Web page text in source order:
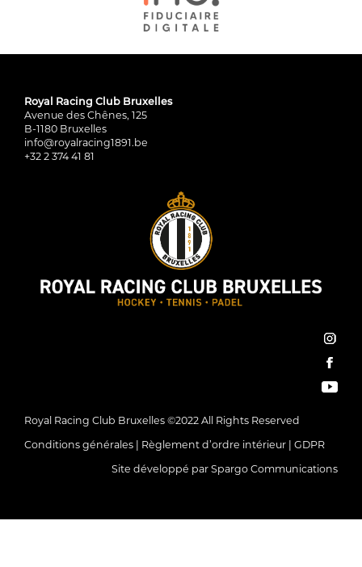
Royal Racing Club Bruxelles
Avenue des Chênes, 125
B-1180 Bruxelles
info@royalracing1891.be
+32 2 374 41 81
Royal Racing Club Bruxelles ©2022 All Rights Reserved
Conditions générales Règlement d’ordre intérieur |GDPR
Site développé par Spargo Communications